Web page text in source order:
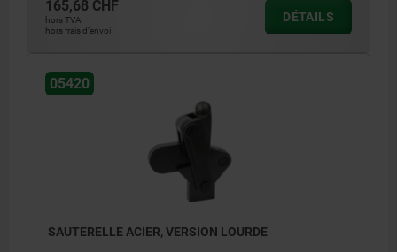
165,68 CHF
hors TVA
hors frais d’envoi
DÉTAILS
05420
SAUTERELLE ACIER, VERSION LOURDE